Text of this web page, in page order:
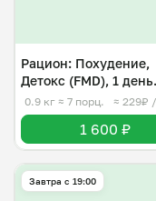
Рацион: Похудение,
Детокс (FMD), 1 день
(800кк)
0.9 кг ≈ 7 порц. ≈ 229₽
1 600 ₽
Завтра c 19:00